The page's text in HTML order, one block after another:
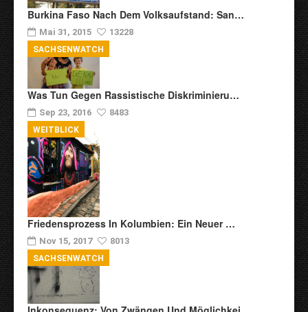
Burkina Faso Nach Dem Volksaufstand: San…
Mai 31, 2015 13228
Was Tun Gegen Rassistische Diskriminieru…
Sep 23, 2016 8483
SACHSENWATCH
Friedensprozess In Kolumbien: Ein Neuer …
Nov 15, 2017 8013
WEITBLICK
SACHSENWATCH